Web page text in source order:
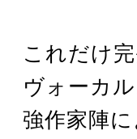
これだけ
ヴォーカ
強作家陣